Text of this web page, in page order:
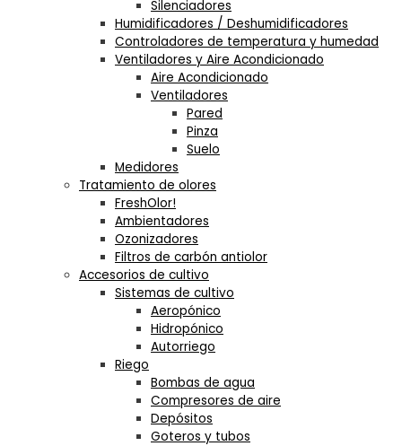
Silenciadores
Humidificadores / Deshumidificadores
Controladores de temperatura y humedad
Ventiladores y Aire Acondicionado
Aire Acondicionado
Ventiladores
Pared
Pinza
Suelo
Medidores
Tratamiento de olores
FreshOlor!
Ambientadores
Ozonizadores
Filtros de carbón antiolor
Accesorios de cultivo
Sistemas de cultivo
Aeropónico
Hidropónico
Autorriego
Riego
Bombas de agua
Compresores de aire
Depósitos
Goteros y tubos